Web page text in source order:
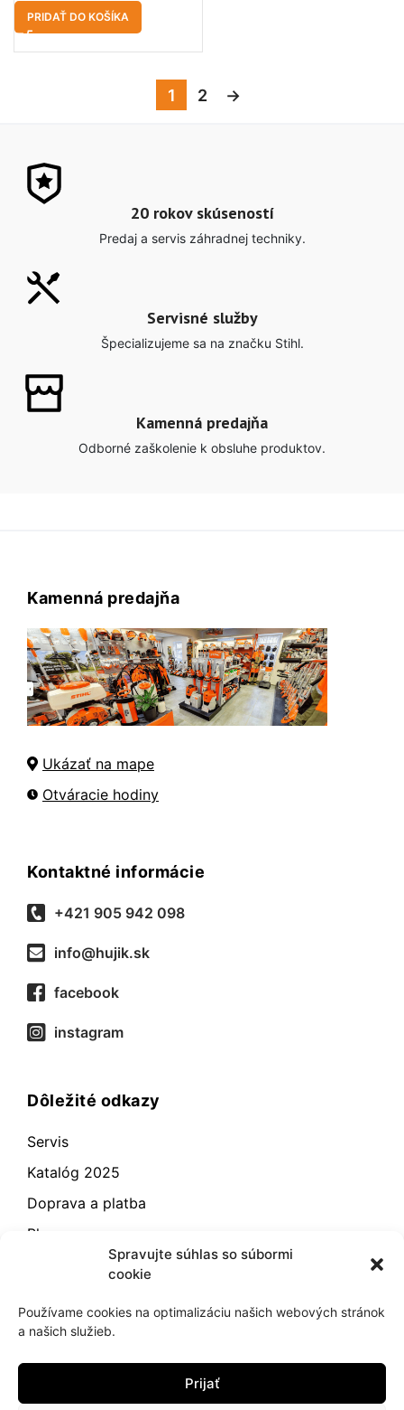
Spravujte súhlas so súbormi
cookie
Používame cookies na optimalizáciu našich webových stránok
a našich služieb.
Prijať
PRIDAŤ DO KOŠÍKA
1 2 →
20 rokov skúseností
Predaj a servis záhradnej techniky.
Servisné služby
Špecializujeme sa na značku Stihl.
Kamenná predajňa
Odborné zaškolenie k obsluhe produktov.
Kamenná predajňa
Ukázať na mape
Otváracie hodiny
Kontaktné informácie
+421 905 942 098
info@hujik.sk
facebook
instagram
Dôležité odkazy
Servis
Katalóg 2025
Doprava a platba
Blog
Odstúpenie od zmluvy